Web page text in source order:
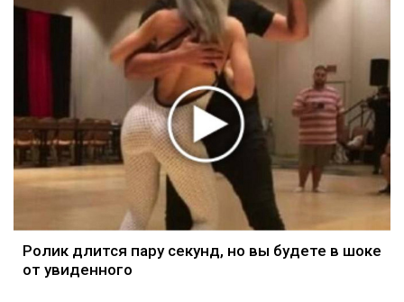
Ролик длится пару секунд, но вы будете в шоке
от увиденного